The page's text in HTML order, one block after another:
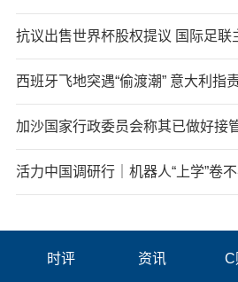
抗议出售世界杯股权提议 国际足联
西班牙飞地突遇“偷渡潮” 意大利指
加沙国家行政委员会称其已做好接
活力中国调研行｜机器人“上学”卷
时评 资讯 C